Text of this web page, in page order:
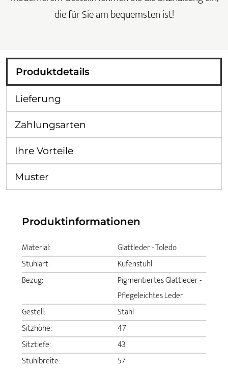
die für Sie am bequemsten ist!
Produktdetails
Lieferung
Zahlungsarten
Ihre Vorteile
Muster
Produktinformationen
Material:
Glattleder - Toledo
Stuhlart:
Kufenstuhl
Bezug:
Pigmentiertes Glattleder -
Pflegeleichtes Leder
Gestell:
Stahl
Sitzhöhe:
47
Sitztiefe:
43
Stuhlbreite:
57